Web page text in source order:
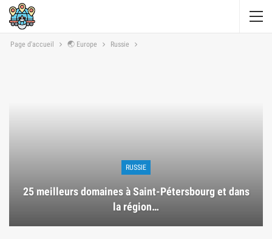
Page d'accueil 🌏 Europe Russie
RUSSIE
25 meilleurs domaines à Saint-Pétersbourg et dans
la région…